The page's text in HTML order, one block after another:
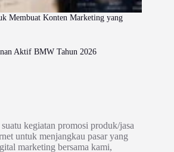
Membuat Konten Marketing yang
Aktif BMW Tahun 2026
kegiatan promosi produk/jasa
untuk menjangkau pasar yang
marketing bersama kami,